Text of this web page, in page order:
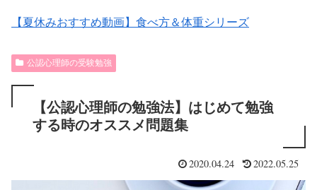
【夏休みおすすめ動画】食べ方＆体重シリーズ
公認心理師の受験勉強
【公認心理師の勉強法】はじめて勉強
する時のオススメ問題集
2020.04.24 2022.05.25